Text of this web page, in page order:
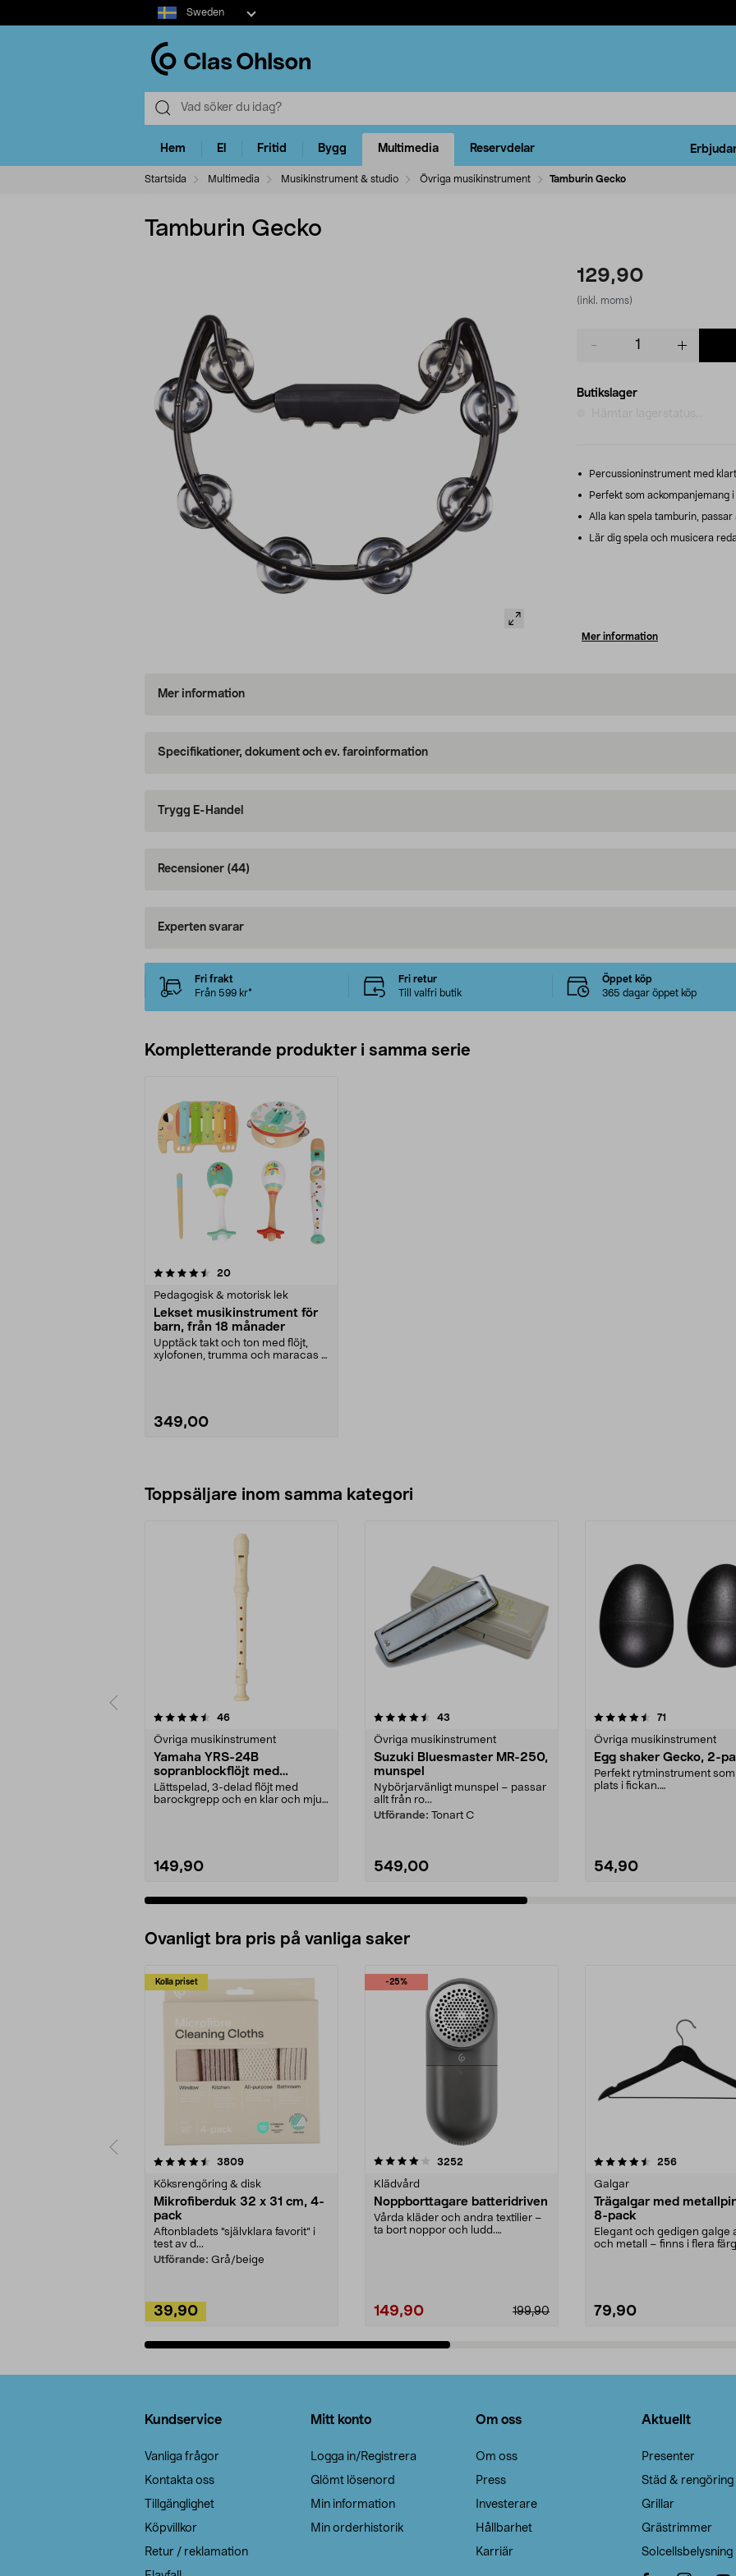
Select
market
Sweden
Hem El Fritid Bygg Multimedia Reservdelar
Startsida Multimedia Musikinstrument & studio Övriga musikinstrument Tamburin Gecko
Tamburin Gecko
129,90
(inkl. moms)
Butikslager
Percussioninstrument med
Perfekt som ackompanjemang
Alla kan spela tamburin, passar
Lär dig spela och musicera
Mer information
Mer information
Specifikationer, dokument och ev. faroinformation
Trygg E-Handel
Recensioner (44)
Experten svarar
Fri frakt
Från 599 kr*
Fri retur
Till valfri butik
Öppet köp
365 dagar öppet köp
Kompletterande produkter i samma serie
20recensioner
Pedagogisk & motorisk lek
Lekset musikinstrument för
barn, från 18 månader
Upptäck takt och ton med flöjt,
xylofonen, trumma och maracas i
349,00
Toppsäljare inom samma kategori
46recensioner
Övriga musikinstrument
Yamaha YRS-24B
sopranblockflöjt med
barockgrepp
Lättspelad, 3-delad flöjt med
barockgrepp och en klar och mjuk
149,90
4.5 av 5 stjärnor 43
Övriga musikinstrument
Suzuki Bluesmaster MR-250,
munspel
Nybörjarvänligt munspel – passar
allt från ro...
Utförande: Tonart C
549,00
4.5 av 5 stjärnor 71
Övriga musikinstrument
Egg shaker Gecko, 2-
Perfekt rytminstrument
plats i fickan.
54,90
4.5 av 5 stjärnor
Ovanligt bra pris på vanliga saker
Kolla priset
3809recensioner
Köksrengöring & disk
Mikrofiberduk 32 x 31 cm, 4-
pack
Aftonbladets "självklara favorit” i
test av d...
Utförande: Grå/beige
39,90
-25%
4.0av 5 stjärnor 3252
Klädvård
Noppborttagare batteridriven
Vårda kläder och andra textilier –
ta bort noppor och ludd.
199,90
149,90
4.5av 5 stjärnor 256recensioner
Galgar
Trägalgar med
8-pack
Elegant och gedigen galge
och metall – finns i flera
79,90
4.0av 5 stjärnor
Kundservice
Vanliga frågor
Kontakta oss
Tillgänglighet
Köpvillkor
Retur / reklamation
Mitt konto
Logga in/Registrera
Glömt lösenord
Min information
Min orderhistorik
Om oss
Om oss
Press
Investerare
Hållbarhet
Karriär
Aktuellt
Presenter
Städ & rengöring
Grillar
Grästrimmer
Solcellsbelysning